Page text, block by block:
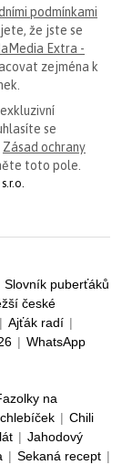
podmínkami
že jste se
Extra -
zejména k
se
Zásad ochrany
toto pole.
Slovník puberťáků
české
| Ajťák radí |
| WhatsApp
na
| Chili
| Jahodový
| Sekaná recept |